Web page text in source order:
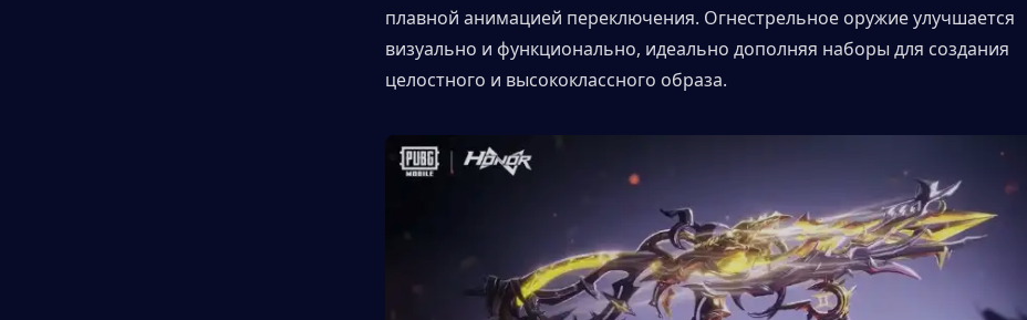
плавной анимацией переключения. Огнестрельное оружие улучшается
визуально и функционально, идеально дополняя наборы для создания
целостного и высококлассного образа.